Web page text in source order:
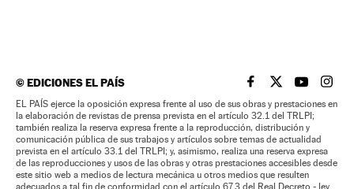
©EDICIONES EL PAÍS EL PAÍS BRASIL EN
EL PAÍSEL PAÍS
EL
EL PAÍS ejerce la oposición expresa frente al uso de sus obras y prestaciones en
la elaboración de revistas de prensa prevista en el artículo 32.1 del TRLPI;
también realiza la reserva expresa frente a la reproducción, distribución y
comunicación pública de sus trabajos y artículos sobre temas de actualidad
prevista en el artículo 33.1 del TRLPI; y, asimismo, realiza una reserva expresa
de las reproducciones y usos de las obras y otras prestaciones accesibles desde
este sitio web a medios de lectura mecánica u otros medios que resulten
adecuados a tal fin de conformidad con el artículo 67.3 del Real Decreto - ley